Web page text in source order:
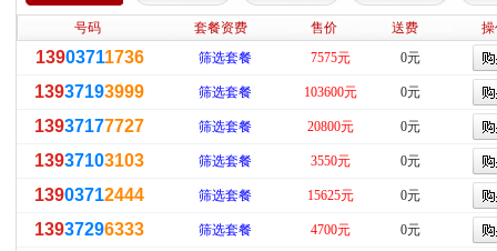
号码 套餐资费 售价 送费
13903711736 筛选套餐 7575元 0元
13937193999 筛选套餐 103600元 0元
13937177727 筛选套餐 20800元 0元
13937103103 筛选套餐 3550元 0元
13903712444 筛选套餐 15625元 0元
13937296333 筛选套餐 4700元 0元